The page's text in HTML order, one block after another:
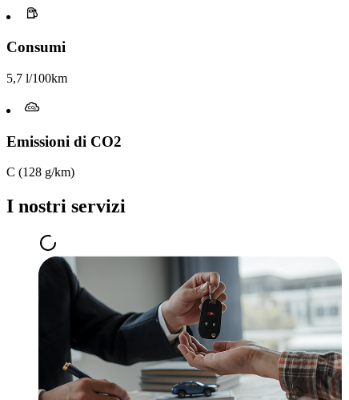
Consumi
5,7 l/100km
Emissioni di CO2
C (128 g/km)
I nostri servizi